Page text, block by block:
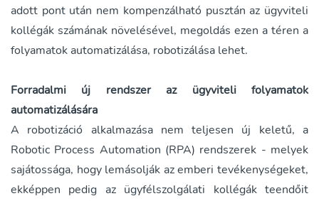
adott pont után nem kompenzálható pusztán az ügyviteli
kollégák számának növelésével, megoldás ezen a téren a
folyamatok automatizálása, robotizálása lehet.
Forradalmi új rendszer az ügyviteli folyamatok
automatizálására
A robotizáció alkalmazása nem teljesen új keletű, a
Robotic Process Automation (RPA) rendszerek - melyek
sajátossága, hogy lemásolják az emberi tevékenységeket,
ekképpen pedig az ügyfélszolgálati kollégák teendőit